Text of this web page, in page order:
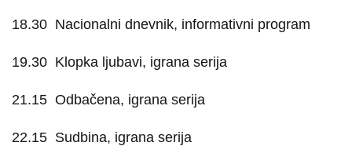
18.30 Nacionalni dnevnik, informativni program
19.30 Klopka ljubavi, igrana serija
21.15 Odbačena, igrana serija
22.15 Sudbina, igrana serija